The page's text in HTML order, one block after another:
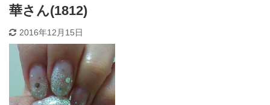
華さん(1812)
2016年12月15日